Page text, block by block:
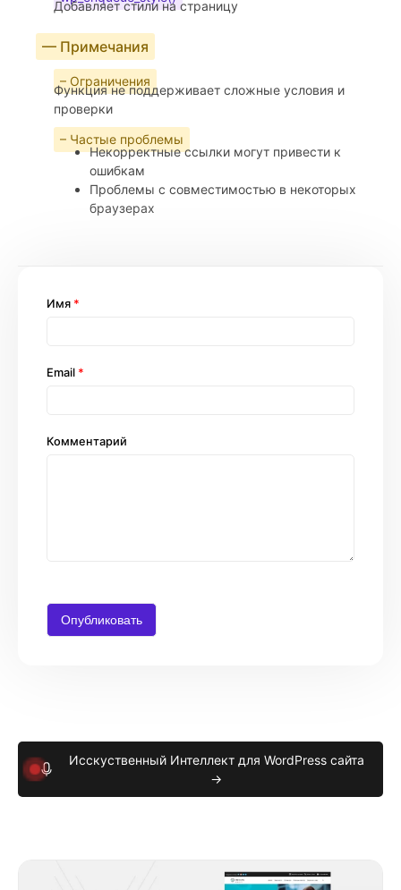
Добавляет стили на страницу
— Примечания
– Ограничения
Функция не поддерживает сложные условия и
проверки
– Частые проблемы
Некорректные ссылки могут привести к
ошибкам
Проблемы с совместимостью в некоторых
браузерах
Комментарий
Имя *
Email *
Исскуственный Интеллект для WordPress сайта
→